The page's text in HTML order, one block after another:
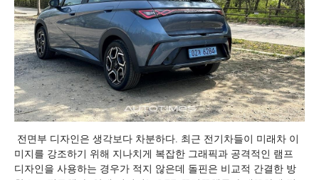
전면부 디자인은 생각보다 차분하다. 최근 전기차들이 미래차 이
미지를 강조하기 위해 지나치게 복잡한 그래픽과 공격적인 램프
디자인을 사용하는 경우가 적지 않은데 돌핀은 비교적 간결한 방